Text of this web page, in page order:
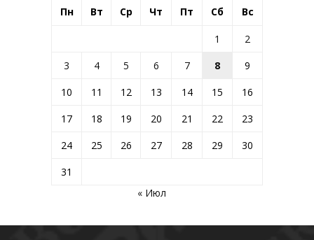
Пн Вт Ср Чт Пт Сб Вс
1
2
3
4 5 6 7 8
9
10
11 12 13 14 15
16
17
18 19 20 21 22
23
24
25 26 27 28 29
30
31
« Июл